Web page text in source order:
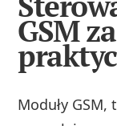
GSM
Moduły